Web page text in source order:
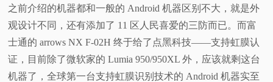
之前介绍的机器都和一般的 Android 机器区别不大，就是外
观设计不同，还有添加了 11 区人民喜爱的三防而已。而富
士通的 arrows NX F-02H 终于给了点黑科技——支持虹膜认
证，目前除了微软家的 Lumia 950/950XL 外，应该就剩这台
机器了，全球第一台支持虹膜识别技术的 Android 机器实至